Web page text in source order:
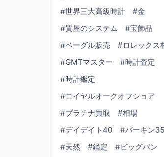
#世界三大高級時計
#金
#質屋のシステム
#宝飾品
#ベーグル販売
#ロレックス
#GMTマスター
#時計査定
#時計鑑定
#ロイヤルオークオフショア
#プラチナ買取
#相場
#デイデイト40
#バーキン35
#天然
#鑑定
#ビッグバン